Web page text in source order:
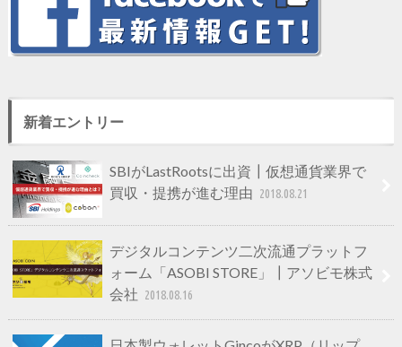
新着エントリー
SBIがLastRootsに出資┃仮想通貨業界で
買収・提携が進む理由 2018.08.21
デジタルコンテンツ二次流通プラットフ
ォーム「ASOBI STORE」┃アソビモ株式
会社 2018.08.16